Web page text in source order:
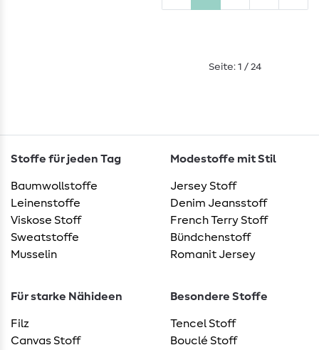
Seite: 1 / 24
Stoffe für jeden Tag
Baumwollstoffe
Leinenstoffe
Viskose Stoff
Sweatstoffe
Musselin
Modestoffe mit Stil
Jersey Stoff
Denim Jeansstoff
French Terry Stoff
Bündchenstoff
Romanit Jersey
Für starke Nähideen
Filz
Canvas Stoff
Besondere Stoffe
Tencel Stoff
Bouclé Stoff